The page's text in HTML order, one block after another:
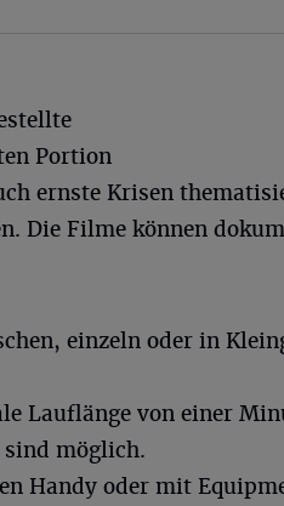
Portion
ernste Krisen
Die Filme können
einzeln oder in
Lauflänge von einer
sind möglich.
Handy oder mit